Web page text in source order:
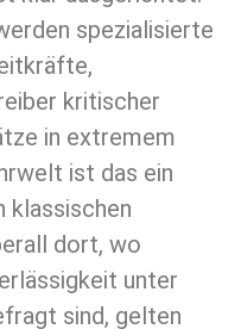
spezialisierte
kritischer
in extremem
ist das ein
klassischen
dort, wo
unter
sind, gelten